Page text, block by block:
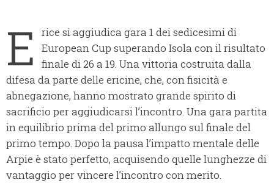
E
rice si aggiudica gara 1 dei sedicesimi di
European Cup superando Isola con il risultato
finale di 26 a 19. Una vittoria costruita dalla
difesa da parte delle ericine, che, con fisicità e
abnegazione, hanno mostrato grande spirito di
sacrificio per aggiudicarsi l’incontro. Una gara partita
in equilibrio prima del primo allungo sul finale del
primo tempo. Dopo la pausa l’impatto mentale delle
Arpie è stato perfetto, acquisendo quelle lunghezze di
vantaggio per vincere l’incontro con merito.